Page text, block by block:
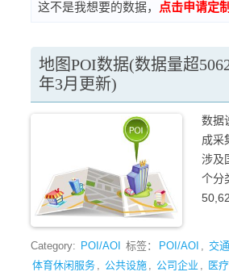
这不是我想要的数据， 点击申请定制
地图POI数据(数据量超
年3月更新)
数据
成采
涉及
个分
Category: POI/AOI 标签： POI/AOI , 交
体育休闲服务 , 公共设施 , 公司企业 , 医